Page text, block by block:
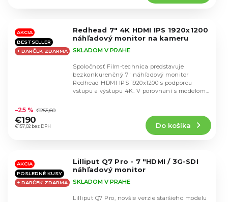
hviezdičiek.
AKCIA
BESTSELLER
+ DARČEK ZDARMA
Redhead 7" 4K HDMI IPS 1920x1200
náhľadový monitor na kameru
hodnotenie
produktu
je
hviezdičiek.
SKLADOM V PRAHE
€157,02 bez DPH
–25 % €255,60
€190
Do košíka
Spoločnosť Film-technica predstavuje
bezkonkurenčný 7" náhľadový monitor
Redhead HDMI IPS 1920x1200 s podporou
vstupu a výstupu 4K. V porovnaní s modelom
AKCIA
POSLEDNÉ KUSY
+ DARČEK ZDARMA
Lilliput Q7 Pro - 7 "HDMI / 3G-SDI
náhľadový monitor
SKLADOM V PRAHE
Lilliput Q7 Pro, novšie verzie staršieho modelu